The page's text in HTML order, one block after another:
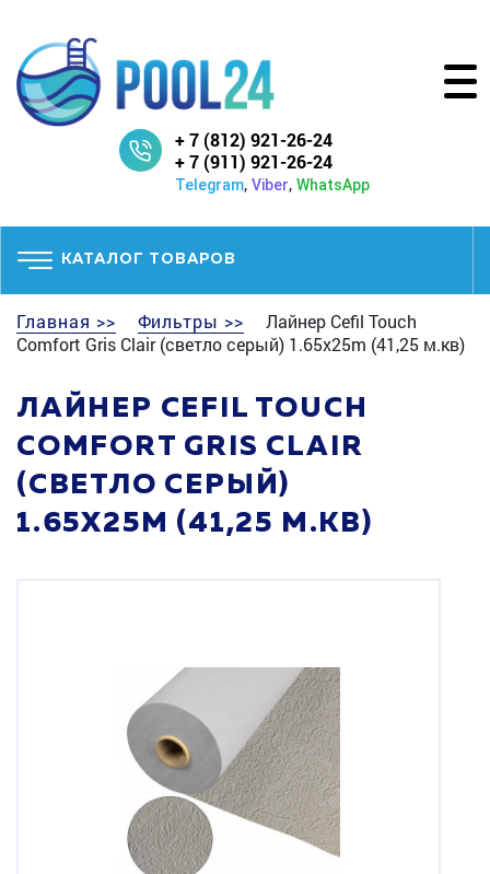
+ 7 (812) 921-26-24
+ 7 (911) 921-26-24
Telegram, Viber, WhatsApp
КАТАЛОГ ТОВАРОВ
Главная >> Фильтры >>
Лайнер Cefil Touch
Comfort Gris Clair (светло серый) 1.65x25m (41,25 м.кв)
ЛАЙНЕР CEFIL TOUCH
COMFORT GRIS CLAIR
(СВЕТЛО СЕРЫЙ)
1.65X25M (41,25 М.КВ)